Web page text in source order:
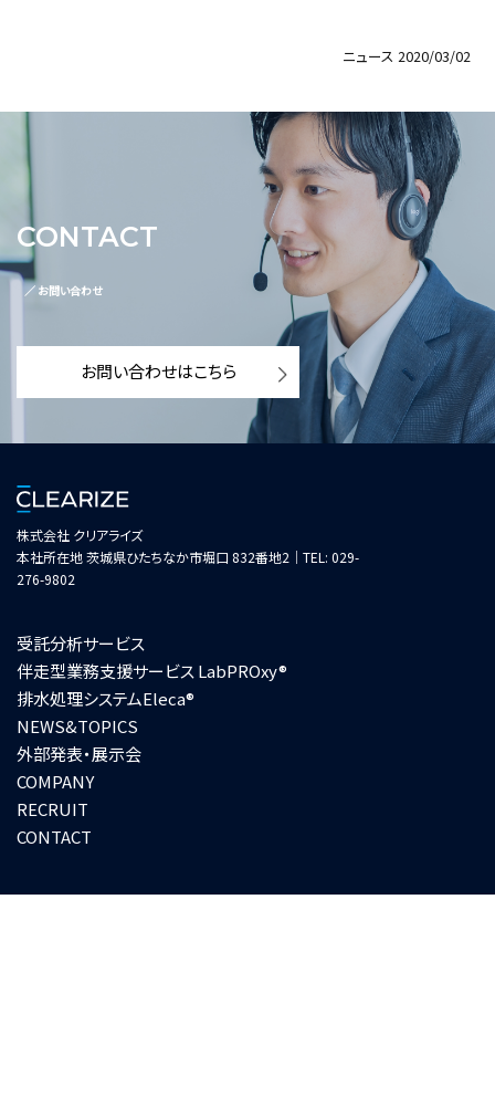
ニュース 2020/03/02
CONTACT
／ お問い合わせ
お問い合わせはこちら
株式会社 クリアライズ
本社所在地 茨城県ひたちなか市堀口 832番地2｜TEL: 029-
276-9802
受託分析サービス
伴走型業務支援サービス LabPROxy®
排水処理システムEleca®
NEWS&TOPICS
外部発表・展示会
COMPANY
RECRUIT
CONTACT